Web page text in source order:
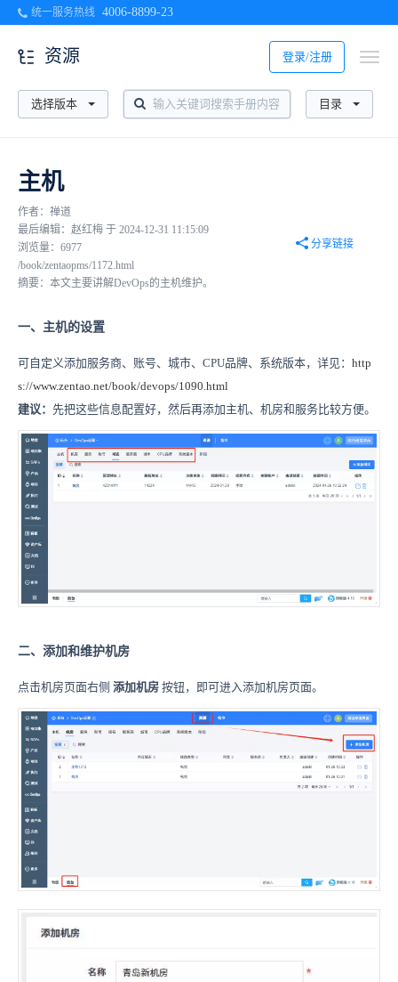
统一服务热线 4006-8899-23
登录/注册
资源
选择版本 目录
主机
作者：禅道
最后编辑：赵红梅 于 2024-12-31 11:15:09
浏览量：6977
分享链接
/book/zentaopms/1172.html
摘要：本文主要讲解DevOps的主机维护。
一、主机的设置
可自定义添加服务商、账号、城市、CPU品牌、系统版本，详见： http
s://www.zentao.net/book/devops/1090.html
建议： 先把这些信息配置好，然后再添加主机、机房和服务比较方便。
二、添加和维护机房
点击机房页面右侧 添加机房 按钮，即可进入添加机房页面。